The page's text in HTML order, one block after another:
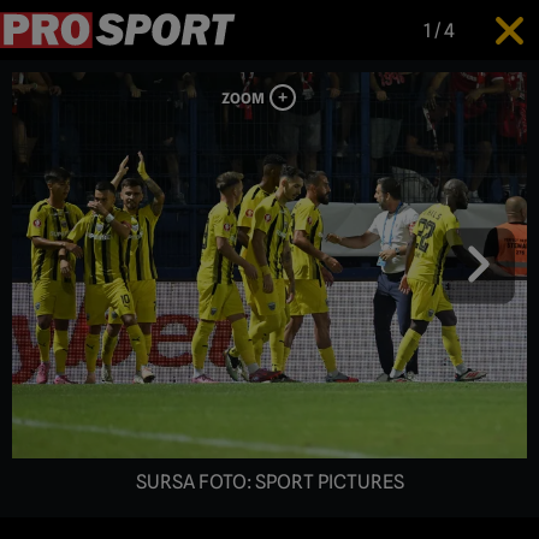
1 /4
SURSA FOTO: SPORT PICTURES